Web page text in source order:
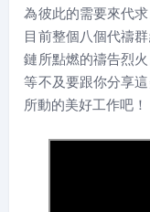
為彼此的需要來代
目前整個八個代禱
鏈所點燃的禱告烈
等不及要跟你分享
所動的美好工作吧！